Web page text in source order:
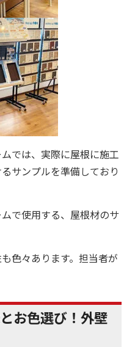
では、実際に屋根に施工
サンプルを準備しており
で使用する、屋根材のサ
色々あります。担当者が
お色選び！外壁